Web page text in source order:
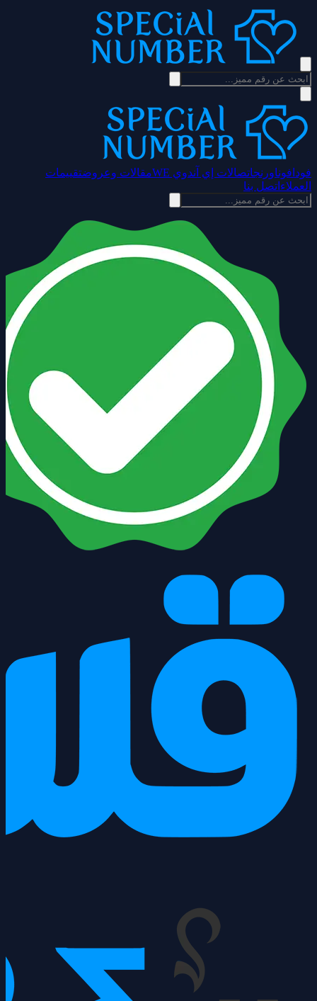
فودافوناورنجاتصالات إي آندوي WE مقالات وعروضتقييمات
العملاء اتصل بنا